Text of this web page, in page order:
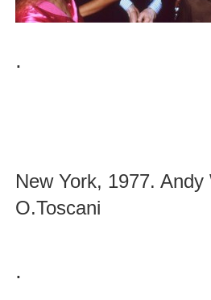
.
New York, 1977.
O.Toscani
.